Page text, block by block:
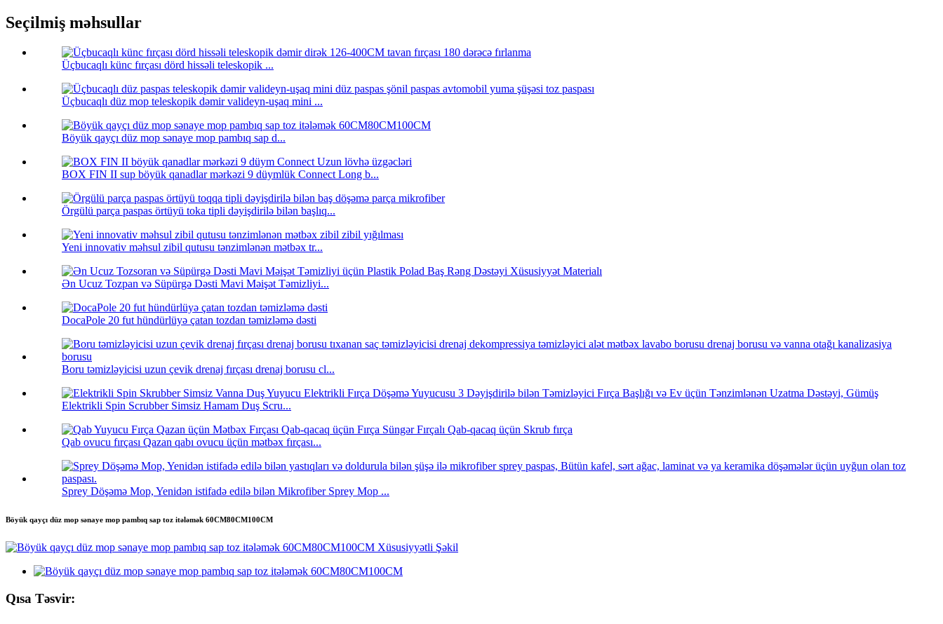
Seçilmiş məhsullar
Üçbucaqlı künc fırçası dörd hissəli teleskopik ...
Üçbucaqlı düz mop teleskopik dəmir valideyn-uşaq mini ...
Böyük qayçı düz mop sənaye mop pambıq sap d...
BOX FIN II sup böyük qanadlar mərkəzi 9 düymlük Connect Long b...
Örgülü parça paspas örtüyü toka tipli dəyişdirilə bilən başlıq...
Yeni innovativ məhsul zibil qutusu tənzimlənən mətbəx tr...
Ən Ucuz Tozpan və Süpürgə Dəsti Mavi Məişət Təmizliyi...
DocaPole 20 fut hündürlüyə çatan tozdan təmizləmə dəsti
Boru təmizləyicisi uzun çevik drenaj fırçası drenaj borusu cl...
Elektrikli Spin Scrubber Simsiz Hamam Duş Scru...
Qab ovucu fırçası Qazan qabı ovucu üçün mətbəx fırçası...
Sprey Döşəmə Mop, Yenidən istifadə edilə bilən Mikrofiber Sprey Mop ...
Böyük qayçı düz mop sənaye mop pambıq sap toz itələmək 60CM80CM100CM
Qısa Təsvir: